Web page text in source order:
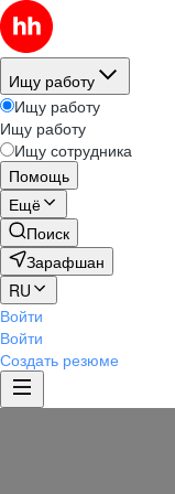
Ищу работу
Ищу работу
Ищу работу
Ищу сотрудника
Помощь
Ещё
Поиск
Зарафшан
RU
Войти
Войти
Создать резюме